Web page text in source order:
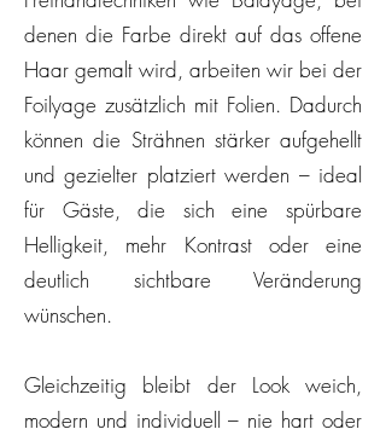
denen die Farbe direkt auf das offene
Haar gemalt wird, arbeiten wir bei der
Foilyage zusätzlich mit Folien. Dadurch
können die Strähnen stärker aufgehellt
und gezielter platziert werden – ideal
für Gäste, die sich eine spürbare
Helligkeit, mehr Kontrast oder eine
deutlich sichtbare Veränderung
wünschen.
Gleichzeitig bleibt der Look weich,
modern und individuell – nie hart oder